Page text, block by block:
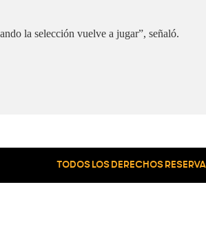
la selección vuelve a jugar”, señaló.
TODOS LOS DERECHOS